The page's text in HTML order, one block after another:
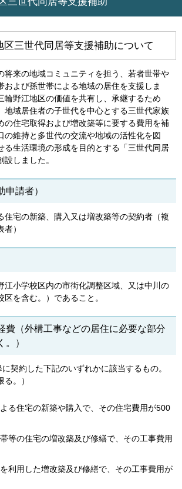
区三世代同居等支援補助について
将来の地域コミュニティを担う、若者世帯や
および孫世帯による地域の居住を支援しま
輪野江地区の価値を共有し、承継するため
地域居住者の子世代を中心とする三世代家族
の住宅取得および増改築等に要する費用を補
の維持と多世代の交流や地域の活性化を図
る生活環境の形成を目的とする「三世代同居
しました。
申請者）
住宅の新築、購入又は増改築等の契約者（複
）
江小学校区内の市街化調整区域、又は中川の
を含む。）であること。
費（外構工事などの居住に必要な部分
。）
契約した下記のいずれかに該当するもの。
る。）
る住宅の新築や購入で、その住宅費用が500
等の住宅の増改築及び修繕で、その工事費用
利用した増改築及び修繕で、その工事費用が